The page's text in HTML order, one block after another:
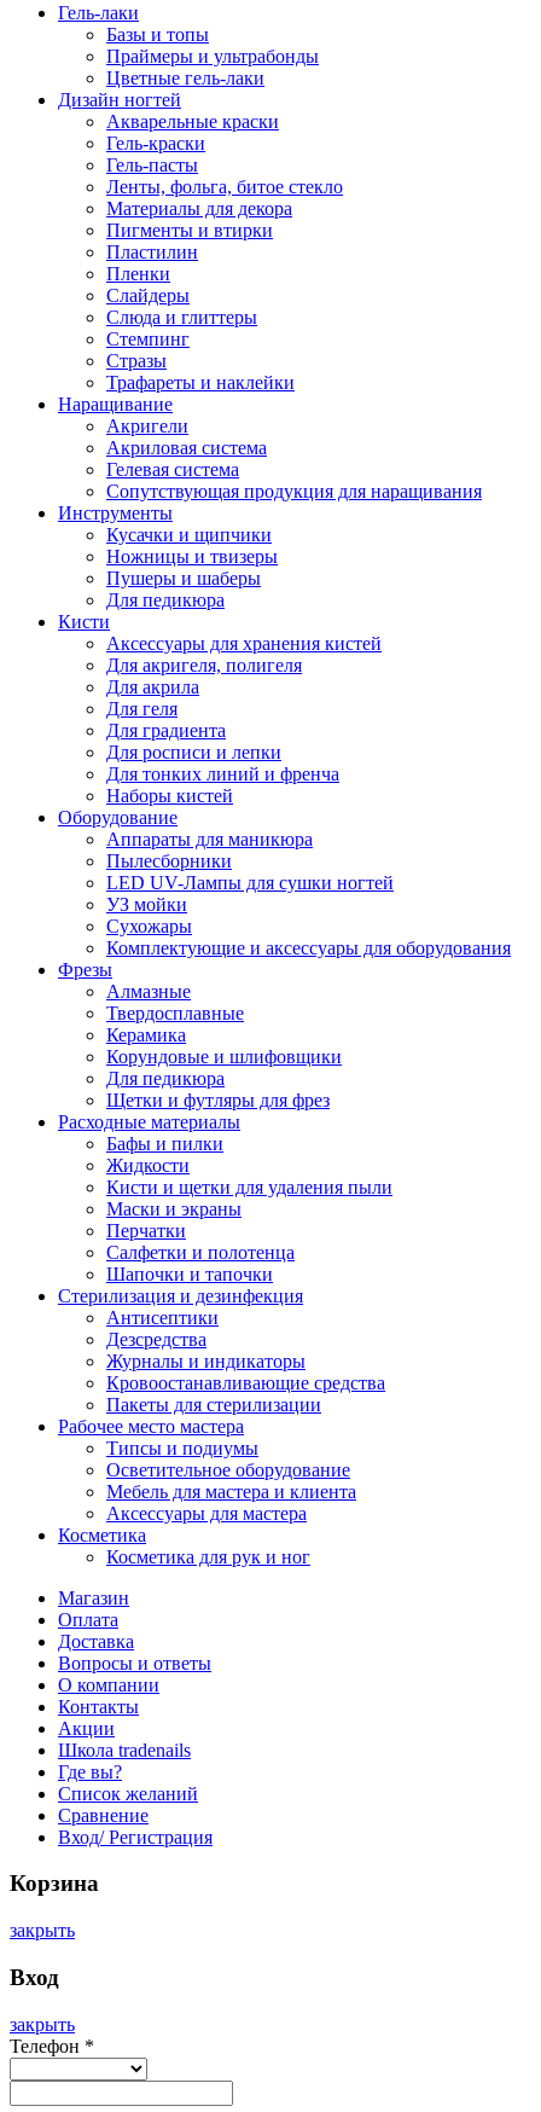
Гель-лаки
Базы и топы
Праймеры и ультрабонды
Цветные гель-лаки
Дизайн ногтей
Акварельные краски
Гель-краски
Гель-пасты
Ленты, фольга, битое стекло
Материалы для декора
Пигменты и втирки
Пластилин
Пленки
Слайдеры
Слюда и глиттеры
Стемпинг
Стразы
Трафареты и наклейки
Наращивание
Акригели
Акриловая система
Гелевая система
Сопутствующая продукция для наращивания
Инструменты
Кусачки и щипчики
Ножницы и твизеры
Пушеры и шаберы
Для педикюра
Кисти
Аксессуары для хранения кистей
Для акригеля, полигеля
Для акрила
Для геля
Для градиента
Для росписи и лепки
Для тонких линий и френча
Наборы кистей
Оборудование
Аппараты для маникюра
Пылесборники
LED UV-Лампы для сушки ногтей
УЗ мойки
Сухожары
Комплектующие и аксессуары для оборудования
Фрезы
Алмазные
Твердосплавные
Керамика
Корундовые и шлифовщики
Для педикюра
Щетки и футляры для фрез
Расходные материалы
Бафы и пилки
Жидкости
Кисти и щетки для удаления пыли
Маски и экраны
Перчатки
Салфетки и полотенца
Шапочки и тапочки
Стерилизация и дезинфекция
Антисептики
Дезсредства
Журналы и индикаторы
Кровоостанавливающие средства
Пакеты для стерилизации
Рабочее место мастера
Типсы и подиумы
Осветительное оборудование
Мебель для мастера и клиента
Аксессуары для мастера
Косметика
Косметика для рук и ног
Магазин
Оплата
Доставка
Вопросы и ответы
О компании
Контакты
Акции
Школа tradenails
Где вы?
Список желаний
Сравнение
Вход/ Регистрация
Корзина
закрыть
Вход
закрыть
Телефон *